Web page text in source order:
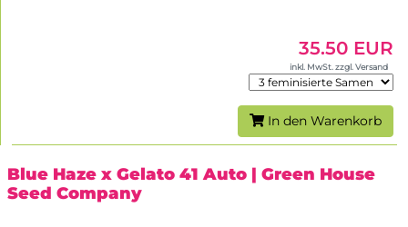
35.50 EUR
inkl. MwSt. zzgl. Versand
In den Warenkorb
Blue Haze x Gelato 41 Auto | Green House
Seed Company